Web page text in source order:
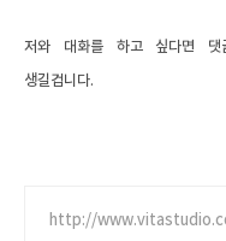
저와 대화를 하고 싶다면 댓
생길겁니다.
http://